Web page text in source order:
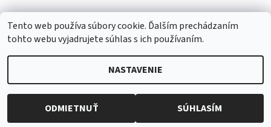
cookies
Tento web používa súbory cookie. Ďalším prechádzaním
tohto webu vyjadrujete súhlas s ich používaním.
NASTAVENIE
ODMIETNUŤ SÚHLASÍM